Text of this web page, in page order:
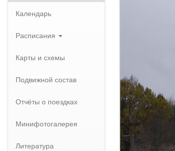
Календарь
Расписания
Карты и схемы
Подвижной состав
Отчёты о поездках
Минифотогалерея
Литература